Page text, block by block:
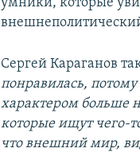
Сергей Караганов
понравилась,
характером больше
которые ищут чего-
что внешний мир,